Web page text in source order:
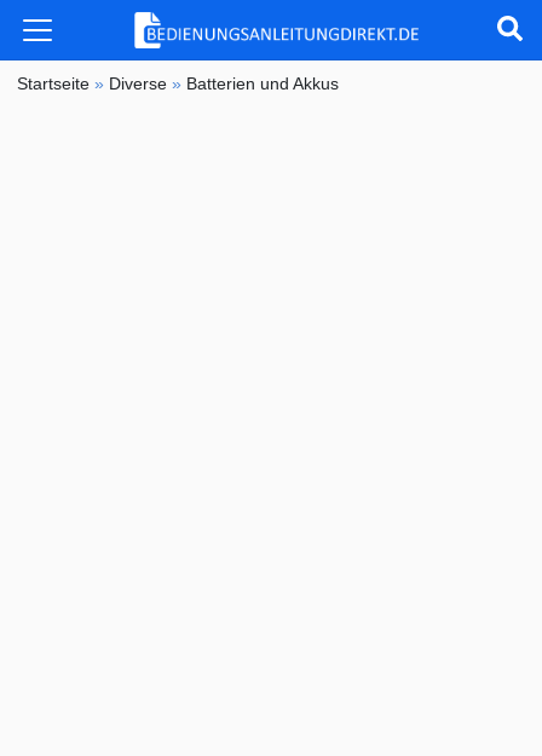
Startseite » Diverse » Batterien und Akkus